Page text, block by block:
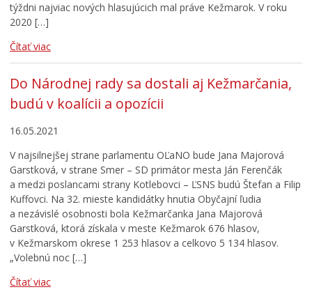
týždni najviac nových hlasujúcich mal práve Kežmarok. V roku
2020 […]
Čítať viac
Do Národnej rady sa dostali aj Kežmarčania,
budú v koalícii a opozícii
16.05.2021
V najsilnejšej strane parlamentu OĽaNO bude Jana Majorová
Garstková, v strane Smer – SD primátor mesta Ján Ferenčák
a medzi poslancami strany Kotlebovci – ĽSNS budú Štefan a Filip
Kuffovci. Na 32. mieste kandidátky hnutia Obyčajní ľudia
a nezávislé osobnosti bola Kežmarčanka Jana Majorová
Garstková, ktorá získala v meste Kežmarok 676 hlasov,
v Kežmarskom okrese 1 253 hlasov a celkovo 5 134 hlasov.
„Volebnú noc […]
Čítať viac